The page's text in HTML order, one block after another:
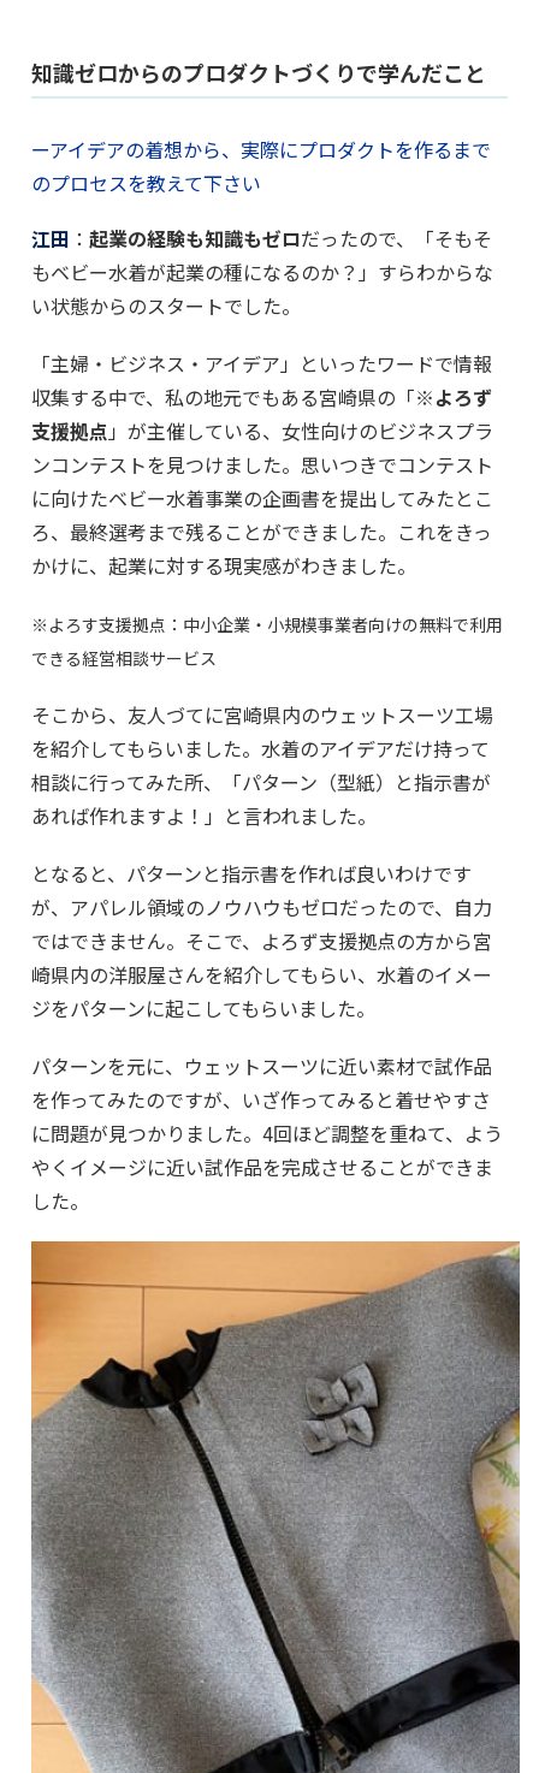
知識ゼロからのプロダクトづくりで学んだこと
ーアイデアの着想から、実際にプロダクトを作るまで
のプロセスを教えて下さい
江田 ： 起業の経験も知識もゼロだったので、「そもそ
もベビー水着が起業の種になるのか？」すらわからな
い状態からのスタートでした。
「主婦・ビジネス・アイデア」といったワードで情報
収集する中で、私の地元でもある宮崎県の「※よろず
支援拠点 」が主催している、女性向けのビジネスプラ
ンコンテストを見つけました。思いつきでコンテスト
に向けたベビー水着事業の企画書を提出してみたとこ
ろ、最終選考まで残ることができました。これをきっ
かけに、起業に対する現実感がわきました。
※よろす支援拠点：中小企業・小規模事業者向けの無料で利用
できる経営相談サービス
そこから、友人づてに宮崎県内のウェットスーツ工場
を紹介してもらいました。水着のアイデアだけ持って
相談に行ってみた所、「パターン（型紙）と指示書が
あれば作れますよ！」と言われました。
となると、パターンと指示書を作れば良いわけです
が、アパレル領域のノウハウもゼロだったので、自力
ではできません。そこで、よろず支援拠点の方から宮
崎県内の洋服屋さんを紹介してもらい、水着のイメー
ジをパターンに起こしてもらいました。
パターンを元に、ウェットスーツに近い素材で試作品
を作ってみたのですが、いざ作ってみると着せやすさ
に問題が見つかりました。4回ほど調整を重ねて、よう
やくイメージに近い試作品を完成させることができま
した。